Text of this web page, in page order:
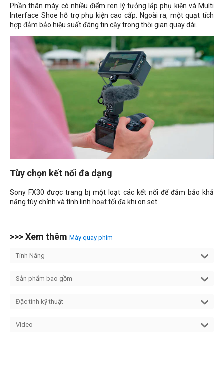
Phần thân máy có nhiều điểm ren lý tưởng lắp phụ kiện và Multi
Interface Shoe hỗ trợ phụ kiện cao cấp. Ngoài ra, một quạt tích
hợp đảm bảo hiệu suất đáng tin cậy trong thời gian quay dài.
Tùy chọn kết nối đa dạng
Sony FX30 được trang bị một loạt các kết nối để đảm bảo khả
năng tùy chỉnh và tính linh hoạt tối đa khi on set.
>>> Xem thêm Máy quay phim
Tính Năng
Sản phẩm bao gồm
Đặc tính kỹ thuật
Video